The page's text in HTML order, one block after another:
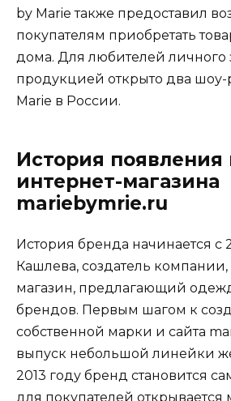
by Marie также предоставил
покупателям приобретать
дома. Для любителей личного
продукцией открыто два шоу-
Marie в России.
История появления
интернет-магазина
mariebymrie.ru
История бренда начинается с
Кашлева, создатель
магазин, предлагающий
брендов. Первым шагом к
собственной марки и сайта
выпуск небольшой линейки
2013 году бренд становится
для покупателей открывается